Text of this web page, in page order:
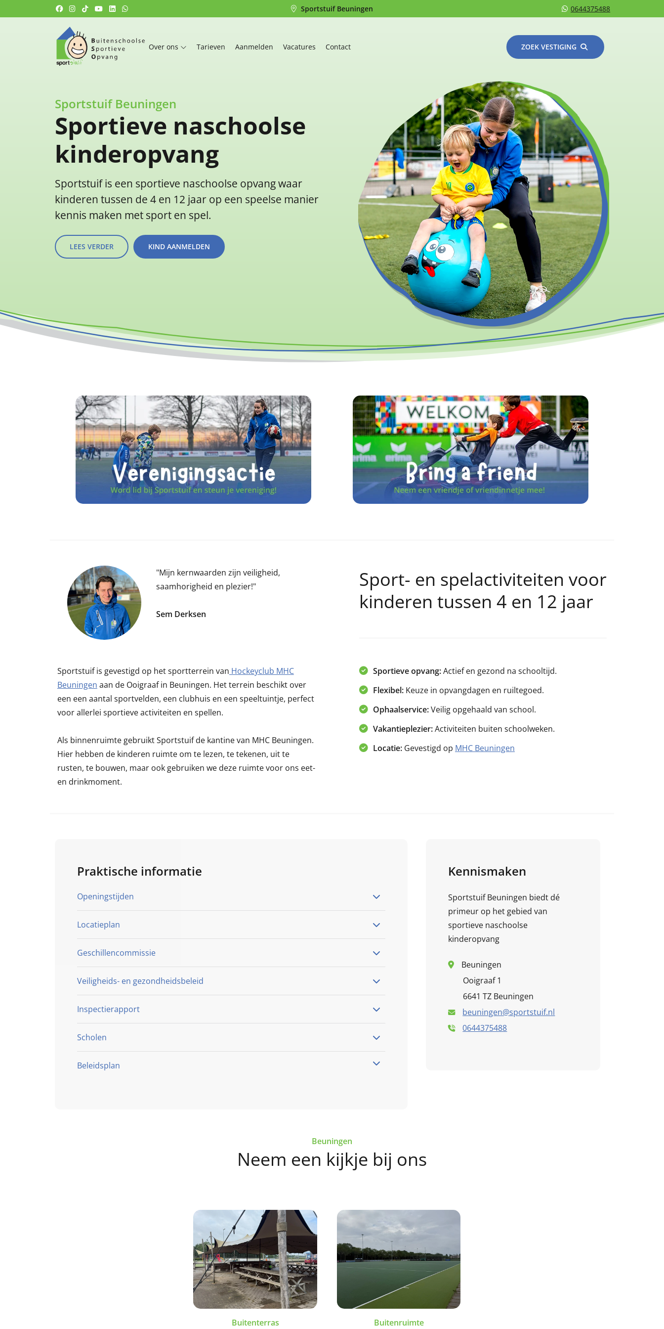
Sportstuif Beuningen 0644375488
Over ons Tarieven Aanmelden Vacatures Contact ZOEK VESTIGING
Sportstuif Beuningen
Sportieve naschoolse
kinderopvang
Sportstuif is een sportieve naschoolse opvang waar
kinderen tussen de 4 en 12 jaar op een speelse manier
kennis maken met sport en spel.
LEES VERDER KIND AANMELDEN
"Mijn kernwaarden zijn veiligheid,
saamhorigheid en plezier!"
Sem Derksen
Sportstuif is gevestigd op het sportterrein van Hockeyclub MHC
Beuningen aan de Ooigraaf in Beuningen. Het terrein beschikt over
een een aantal sportvelden, een clubhuis en een speeltuintje, perfect
voor allerlei sportieve activiteiten en spellen.
Als binnenruimte gebruikt Sportstuif de kantine van MHC Beuningen.
Hier hebben de kinderen ruimte om te lezen, te tekenen, uit te
rusten, te bouwen, maar ook gebruiken we deze ruimte voor ons eet-
en drinkmoment.
Sport- en spelactiviteiten voor
kinderen tussen 4 en 12 jaar
Sportieve opvang:Actief en gezond na schooltijd.
Flexibel:Keuze in opvangdagen en ruiltegoed.
Ophaalservice:Veilig opgehaald van school.
Vakantieplezier:Activiteiten buiten schoolweken.
Locatie:Gevestigd op MHC Beuningen
Praktische informatie
Openingstijden
Locatieplan
Geschillencommissie
Veiligheids- en gezondheidsbeleid
Inspectierapport
Scholen
Beleidsplan
Kennismaken
Sportstuif Beuningen biedt dé
primeur op het gebied van
sportieve naschoolse
kinderopvang
Beuningen
Ooigraaf 1
6641 TZ Beuningen
beuningen@sportstuif.nl
0644375488
Beuningen
Neem een kijkje bij ons
Buitenterras Buitenruimte